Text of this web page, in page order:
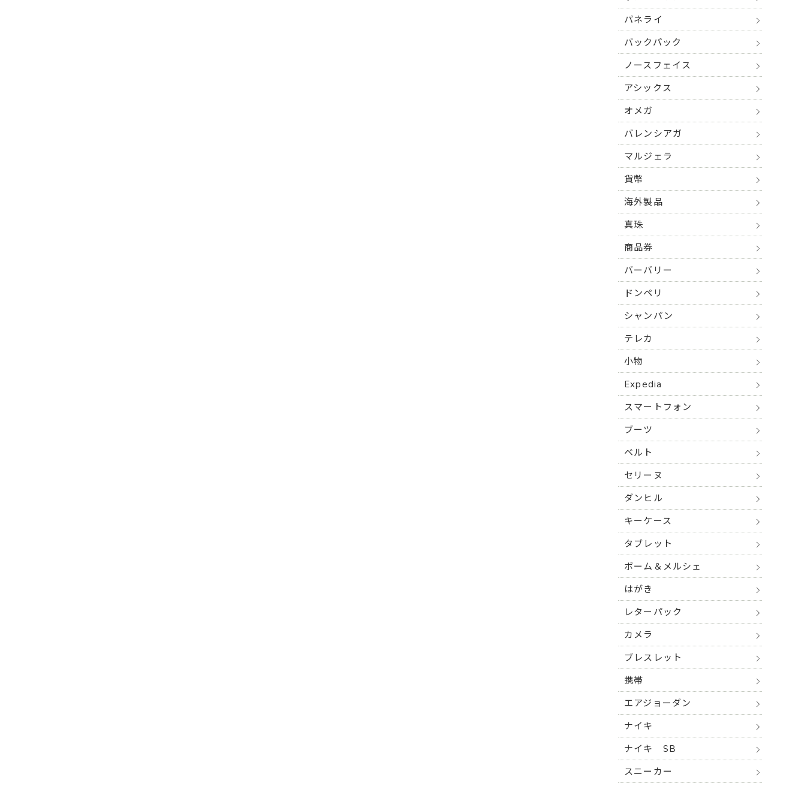
パネライ
バックパック
ノースフェイス
アシックス
オメガ
バレンシアガ
マルジェラ
貨幣
海外製品
真珠
商品券
バーバリー
ドンペリ
シャンパン
テレカ
小物
Expedia
スマートフォン
ブーツ
ベルト
セリーヌ
ダンヒル
キーケース
タブレット
ボーム＆メルシェ
はがき
レターパック
カメラ
ブレスレット
携帯
エアジョーダン
ナイキ
ナイキ SB
スニーカー